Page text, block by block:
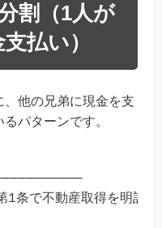
割（1人が
払い）
他の兄弟に現金を支
パターンです。
1条で不動産取得を明記）